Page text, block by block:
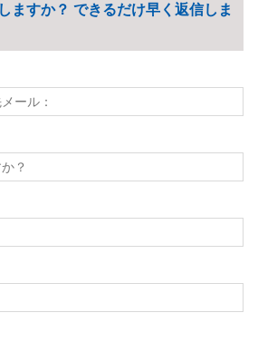
ますか？ できるだけ早く返信しま